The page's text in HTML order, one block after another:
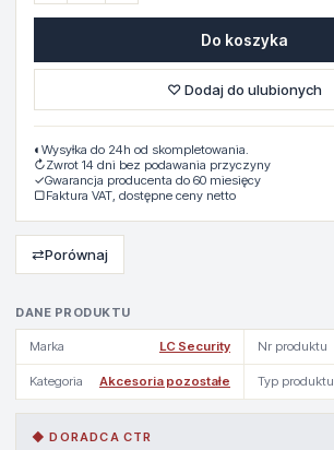
DANE PRODUKTU
Marka LC Security Nr produktu
Kategoria Akcesoria pozostałe Typ produktu
◆ DORADCA CTR
Do koszyka
♡ Dodaj do ulubionych
◐ Wysyłka do 24h od skompletowania.
↻Zwrot 14 dni bez podawania przyczyny
✓Gwarancja producenta do 60 miesięcy
▢Faktura VAT, dostępne ceny netto
⇄Porównaj